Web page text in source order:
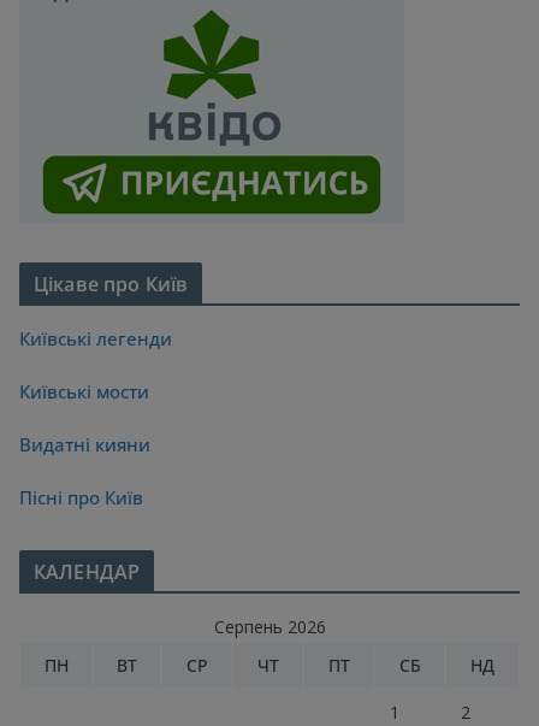
Цікаве про Київ
Київські легенди
Київські мости
Видатні кияни
Пісні про Київ
КАЛЕНДАР
Серпень 2026
ПН
ВТ СР ЧТ ПТ СБ НД
1 2